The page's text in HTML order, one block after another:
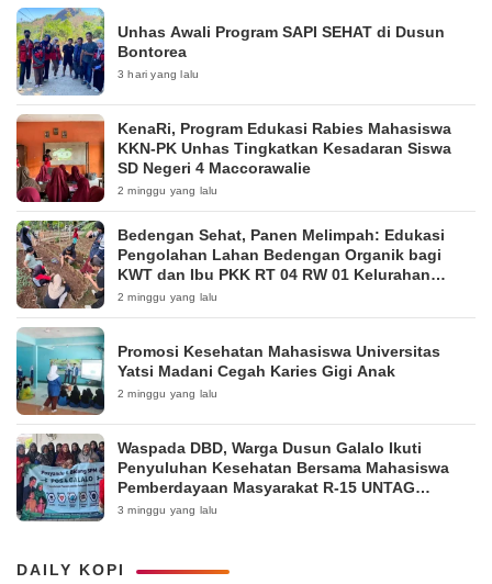
Unhas Awali Program SAPI SEHAT di Dusun
Bontorea
3 hari yang lalu
KenaRi, Program Edukasi Rabies Mahasiswa
KKN-PK Unhas Tingkatkan Kesadaran Siswa
SD Negeri 4 Maccorawalie
2 minggu yang lalu
Bedengan Sehat, Panen Melimpah: Edukasi
Pengolahan Lahan Bedengan Organik bagi
KWT dan Ibu PKK RT 04 RW 01 Kelurahan
Pakintelan
2 minggu yang lalu
Promosi Kesehatan Mahasiswa Universitas
Yatsi Madani Cegah Karies Gigi Anak
2 minggu yang lalu
Waspada DBD, Warga Dusun Galalo Ikuti
Penyuluhan Kesehatan Bersama Mahasiswa
Pemberdayaan Masyarakat R-15 UNTAG
Surabaya 2026
3 minggu yang lalu
DAILY KOPI